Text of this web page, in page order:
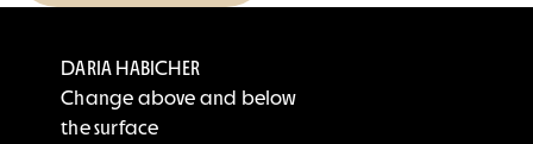
DARIA HABICHER
Change above and below
the surface